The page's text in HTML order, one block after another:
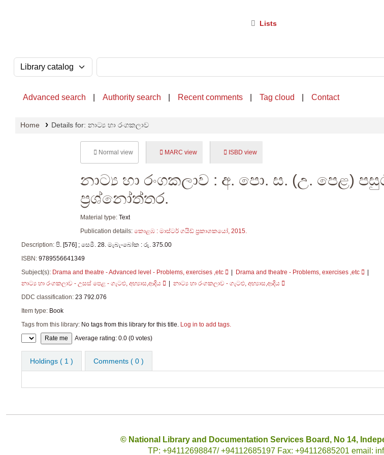
Lists
Search the catalog by:
Advanced search Authority search Recent comments Tag cloud Contact
Home Details for: නාට්‍ය හා රංගකලාව
Normal view MARC view ISBD view
නාට්‍ය හා රංගකලාව : අ. පො. ස. (උ. පෙළ)
ප්‍රශ්නෝත්තර.
Material type: Text
Publication details: කොළඹ : මාස්ටර් ගයිඩ් ප්‍රකාශකයෝ, 2015.
Description: පි. [576] ; සෙමී. 28. මැබැ-බෝක : රු. 375.00
ISBN: 9789556641349
Subject(s): Drama and theatre - Advanced level - Problems, exercises ,etc
Drama and theatre - Problems, exercises ,etc
නාට්‍ය හා රංගකලාව - උසස් පෙළ - ගැටළු, අභ්‍යාස,ආදිය
නාට්‍ය හා රංගකලාව - ගැටළු, අභ්‍යාස,ආදිය
DDC classification: 23 792.076
Item type: Book
Tags from this library: No tags from this library for this title. Log in to add tags.
Star ratings Average rating: 0.0 (0 votes)
Holdings ( 1 ) Comments ( 0 )
© National Library and Documentation Services Board, No 14,
TP: +94112698847/ +94112685197 Fax: +94112685201 email: